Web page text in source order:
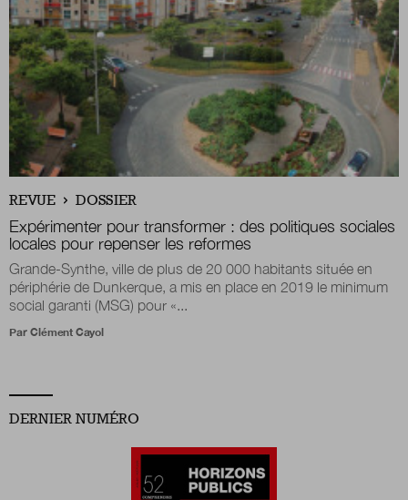
Thèmes
Numéros
Boutique
Qui sommes-nous ?
Nous contacter
Newsletter
Renseignez votre email afin de suivre l'actualité
de la transformation publique.
REVUE DOSSIER
Expérimenter pour transformer : des politiques sociales
locales pour repenser les reformes
Grande-Synthe, ville de plus de 20 000 habitants située en
périphérie de Dunkerque, a mis en place en 2019 le minimum
social garanti (MSG) pour «...
Par Clément Cayol
DERNIER NUMÉRO